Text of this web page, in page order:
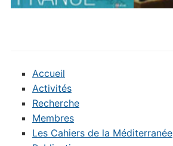
Accueil
Activités
Recherche
Membres
Les Cahiers de la Méditerranée